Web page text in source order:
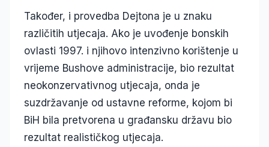
Također, i provedba Dejtona je u znaku
različitih utjecaja. Ako je uvođenje bonskih
ovlasti 1997. i njihovo intenzivno korištenje u
vrijeme Bushove administracije, bio rezultat
neokonzervativnog utjecaja, onda je
suzdržavanje od ustavne reforme, kojom bi
BiH bila pretvorena u građansku državu bio
rezultat realističkog utjecaja.